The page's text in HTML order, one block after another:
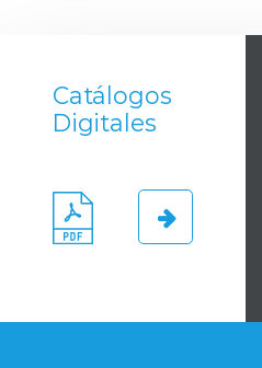
Catálogos
Digitales